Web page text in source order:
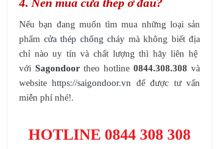
4. Nên mua cửa thép ở đâu?
Nếu bạn đang muốn tìm mua những loại sản
phẩm cửa thép chống cháy mà không biết địa
chỉ nào uy tín và chất lượng thì hãy liên hệ
với Sagondoor theo hotline 0844.308.308 và
websitehttps://saigondoor.vn để được tư vấn
miễn phí nhé!.
HOTLINE 0844 308 308